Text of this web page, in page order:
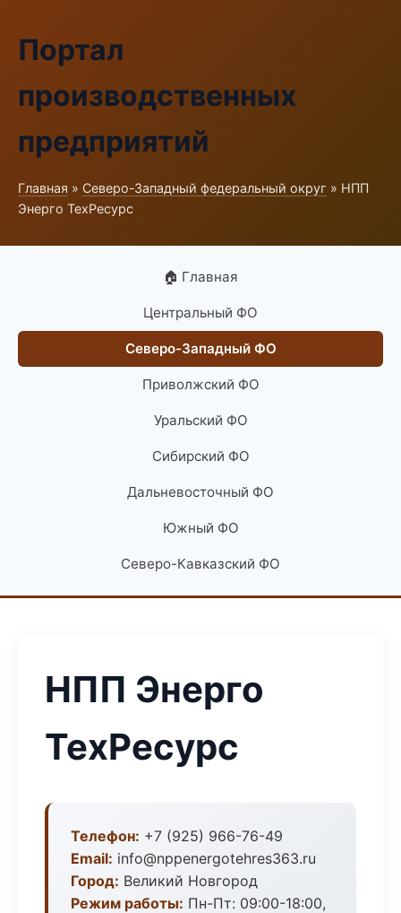
Портал
производственных
предприятий
Главная » Северо-Западный федеральный округ » НПП
Энерго ТехРесурс
🏠 Главная
Центральный ФО
Северо-Западный ФО
Приволжский ФО
Уральский ФО
Сибирский ФО
Дальневосточный ФО
Южный ФО
Северо-Кавказский ФО
НПП Энерго
ТехРесурс
Телефон: +7 (925) 966-76-49
Email: info@nppenergotehres363.ru
Город: Великий Новгород
Режим работы: Пн-Пт: 09:00-18:00,